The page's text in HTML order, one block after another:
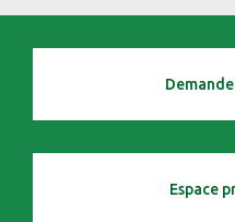
Espace